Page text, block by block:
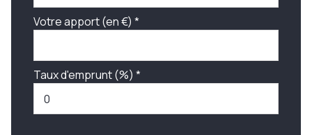
Votre apport (en €) *
Taux d'emprunt (%) *